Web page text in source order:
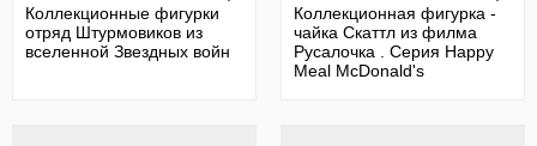
Коллекционные фигурки
отряд Штурмовиков из
вселенной Звездных войн
Коллекционная фигурка -
чайка Скаттл из филма
Русалочка . Серия Happy
Meal McDonald's